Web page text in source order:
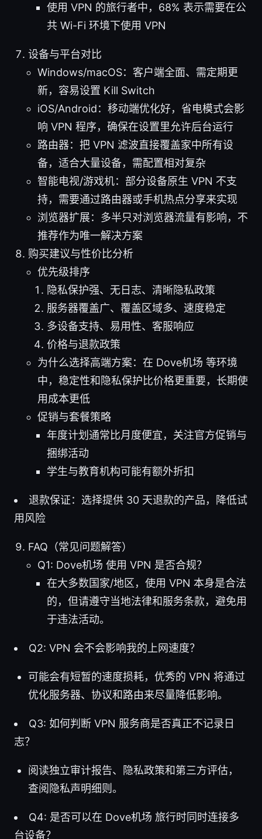
使用 VPN 的旅行者中，68% 表示需要在公
共 Wi-Fi 环境下使用 VPN
设备与平台对比
Windows/macOS：客户端全面、需定期更
新，容易设置 Kill Switch
iOS/Android：移动端优化好，省电模式会影
响 VPN 程序，确保在设置里允许后台运行
路由器：把 VPN 滤波直接覆盖家中所有设
备，适合大量设备，需配置相对复杂
智能电视/游戏机：部分设备原生 VPN 不支
持，需要通过路由器或手机热点分享来实现
浏览器扩展：多半只对浏览器流量有影响，不
推荐作为唯一解决方案
购买建议与性价比分析
优先级排序
隐私保护强、无日志、清晰隐私政策
服务器覆盖广、覆盖区域多、速度稳定
多设备支持、易用性、客服响应
价格与退款政策
为什么选择高端方案：在 Dove机场 等环境
中，稳定性和隐私保护比价格更重要，长期使
用成本更低
促销与套餐策略
年度计划通常比月度便宜，关注官方促销与
捆绑活动
学生与教育机构可能有额外折扣
退款保证：选择提供 30 天退款的产品，降低试
用风险
FAQ（常见问题解答）
Q1: Dove机场 使用 VPN 是否合规？
在大多数国家/地区，使用 VPN 本身是合法
的，但请遵守当地法律和服务条款，避免用
于违法活动。
Q2: VPN 会不会影响我的上网速度？
可能会有短暂的速度损耗，优秀的 VPN 将通过
优化服务器、协议和路由来尽量降低影响。
Q3: 如何判断 VPN 服务商是否真正不记录日
志？
阅读独立审计报告、隐私政策和第三方评估，
查阅隐私声明细则。
Q4: 是否可以在 Dove机场 旅行时同时连接多
台设备？